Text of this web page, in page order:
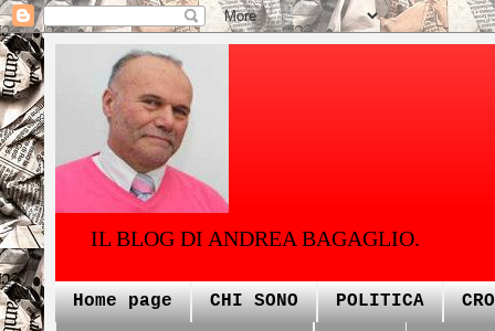
IL BLOG DI ANDREA BAGAGLIO.
Home page CHI SONO POLITICA